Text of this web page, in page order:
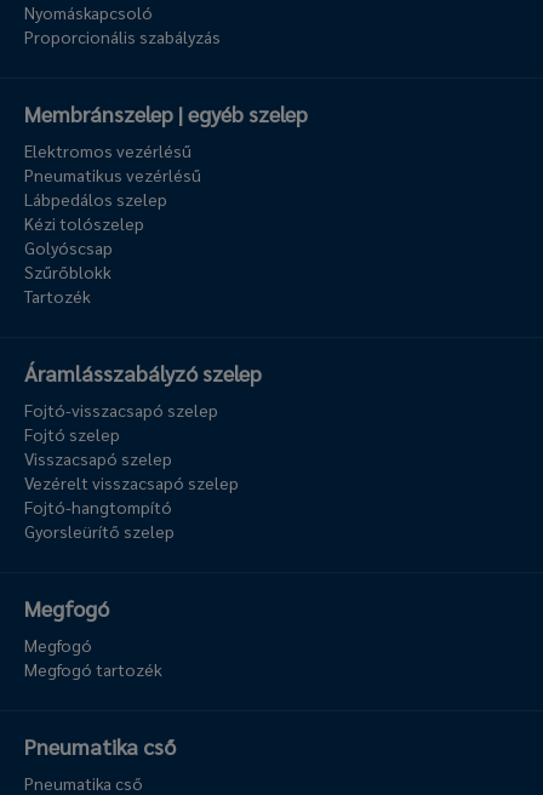
Nyomáskapcsoló
Proporcionális szabályzás
Membránszelep | egyéb szelep
Elektromos vezérlésű
Pneumatikus vezérlésű
Lábpedálos szelep
Kézi tolószelep
Golyóscsap
Szűrőblokk
Tartozék
Áramlásszabályzó szelep
Fojtó-visszacsapó szelep
Fojtó szelep
Visszacsapó szelep
Vezérelt visszacsapó szelep
Fojtó-hangtompító
Gyorsleürítő szelep
Megfogó
Megfogó
Megfogó tartozék
Pneumatika cső
Pneumatika cső